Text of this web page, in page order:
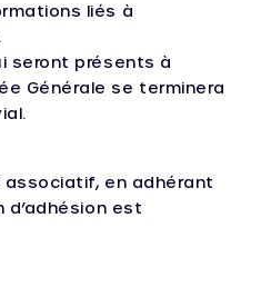
liés à
seront présents à
Générale se terminera
en adhérant
d’adhésion est